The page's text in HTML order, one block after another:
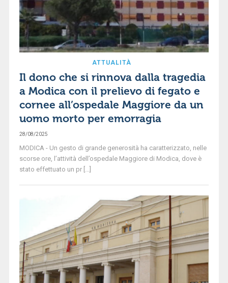
ATTUALITÀ
Il dono che si rinnova dalla tragedia
a Modica con il prelievo di fegato e
cornee all’ospedale Maggiore da un
uomo morto per emorragia
28/08/2025
MODICA - Un gesto di grande generosità ha caratterizzato, nelle
scorse ore, l’attività dell’ospedale Maggiore di Modica, dove è
stato effettuato un pr [...]